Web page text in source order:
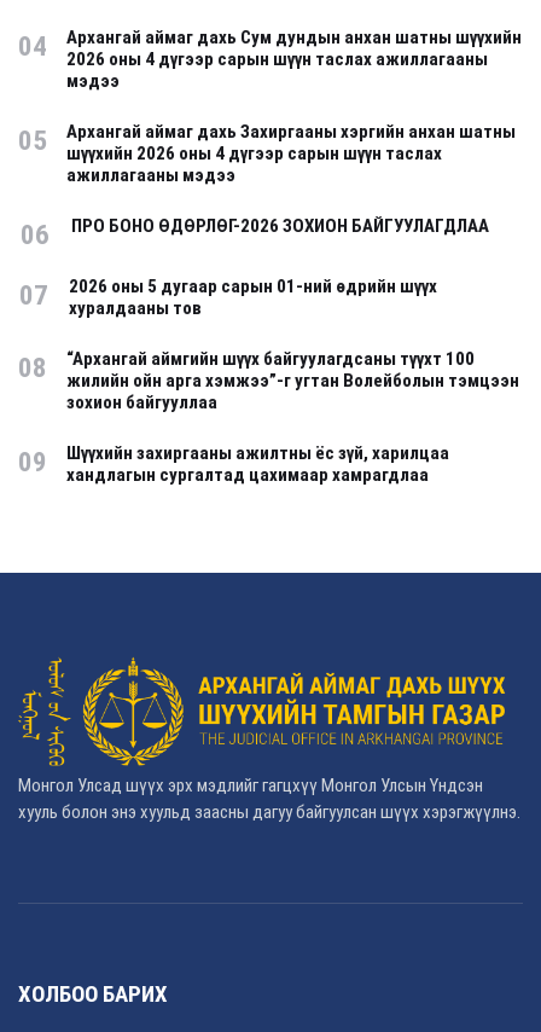
04
Архангай аймаг дахь Сум дундын анхан шатны шүүхийн
2026 оны 4 дүгээр сарын шүүн таслах ажиллагааны
мэдээ
05
Архангай аймаг дахь Захиргааны хэргийн анхан шатны
шүүхийн 2026 оны 4 дүгээр сарын шүүн таслах
ажиллагааны мэдээ
06 ПРО БОНО ӨДӨРЛӨГ-2026 ЗОХИОН БАЙГУУЛАГДЛАА
07
2026 оны 5 дугаар сарын 01-ний өдрийн шүүх
хуралдааны тов
08
“Архангай аймгийн шүүх байгуулагдсаны түүхт 100
жилийн ойн арга хэмжээ”-г угтан Волейболын тэмцээн
зохион байгууллаа
09
Шүүхийн захиргааны ажилтны ёс зүй, харилцаа
хандлагын сургалтад цахимаар хамрагдлаа
Монгол Улсад шүүх эрх мэдлийг гагцхүү Монгол Улсын Үндсэн
хууль болон энэ хуульд заасны дагуу байгуулсан шүүх хэрэгжүүлнэ.
ХОЛБОО БАРИХ